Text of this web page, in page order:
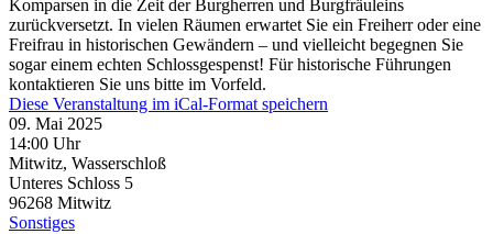
Komparsen in die Zeit der Burgherren und Burgfräuleins
zurückversetzt. In vielen Räumen erwartet Sie ein Freiherr oder eine
Freifrau in historischen Gewändern – und vielleicht begegnen Sie
sogar einem echten Schlossgespenst! Für historische Führungen
kontaktieren Sie uns bitte im Vorfeld.
Diese Veranstaltung im iCal-Format speichern
09. Mai 2025
14:00 Uhr
Mitwitz, Wasserschloß
Unteres Schloss 5
96268 Mitwitz
Sonstiges